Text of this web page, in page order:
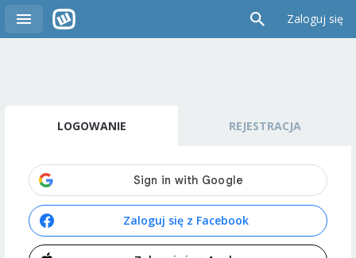
Zaloguj się
LOGOWANIE REJESTRACJA
Zaloguj się z Facebook